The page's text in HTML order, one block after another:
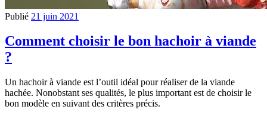
Publié 21 juin 2021
Comment choisir le bon hachoir à viande
?
Un hachoir à viande est l’outil idéal pour réaliser de la viande
hachée. Nonobstant ses qualités, le plus important est de choisir le
bon modèle en suivant des critères précis.